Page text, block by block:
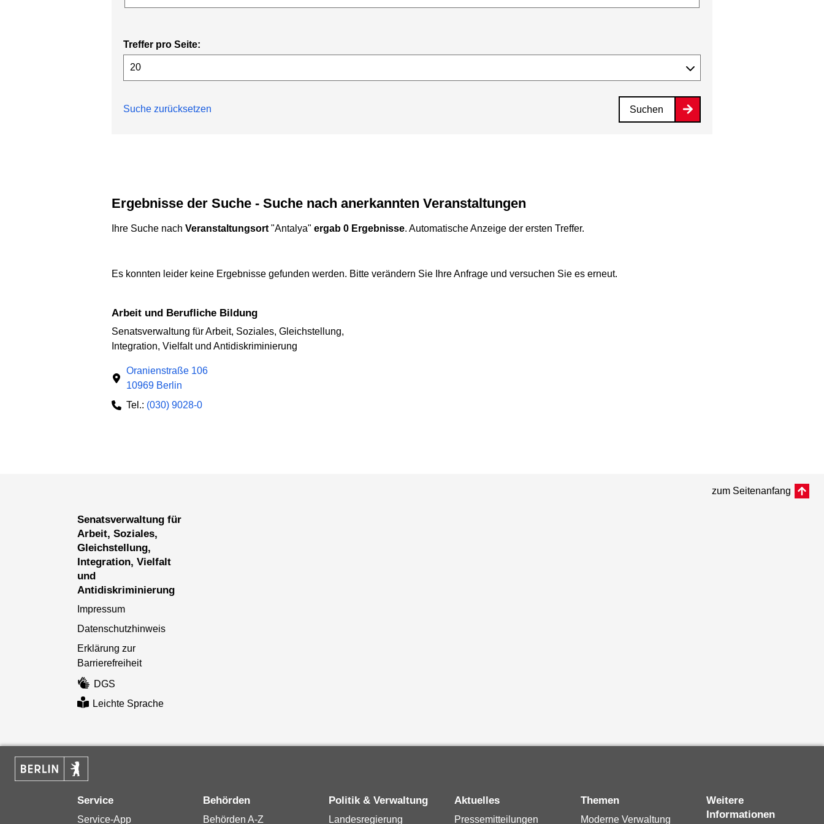
Treffer pro Seite:
Suche zurücksetzen Suchen
Ergebnisse der Suche - Suche nach anerkannten Veranstaltungen
Ihre Suche nach Veranstaltungsort "Antalya" ergab 0 Ergebnisse. Automatische Anzeige der ersten Treffer.
Es konnten leider keine Ergebnisse gefunden werden. Bitte verändern Sie Ihre Anfrage und versuchen Sie es erneut.
Arbeit und Berufliche Bildung
Senatsverwaltung für Arbeit, Soziales, Gleichstellung,
Integration, Vielfalt und Antidiskriminierung
Oranienstraße 106
10969 Berlin
Tel.: (030) 9028-0
zum Seitenanfang
Senatsverwaltung für
Arbeit, Soziales,
Gleichstellung,
Integration, Vielfalt
und
Antidiskriminierung
Impressum
Datenschutzhinweis
Erklärung zur
Barrierefreiheit
DGS
Leichte Sprache
Service
Service-App
Behörden
Behörden A-Z
Politik & Verwaltung
Landesregierung
Aktuelles
Pressemitteilungen
Themen
Moderne Verwaltung
Weitere
Informationen